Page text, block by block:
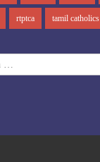
rtptca tamil catholics